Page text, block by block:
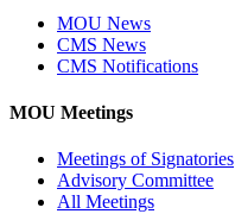
MOU News
CMS News
CMS Notifications
MOU Meetings
Meetings of Signatories
Advisory Committee
All Meetings